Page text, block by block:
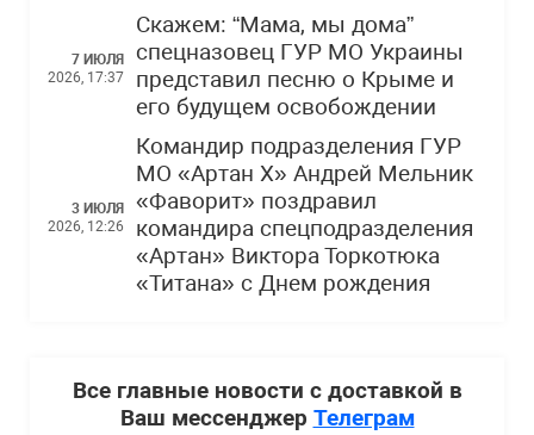
7 ИЮЛЯ
2026, 17:37
Скажем: “Мама, мы дома”
спецназовец ГУР МО Украины
представил песню о Крыме и
его будущем освобождении
3 ИЮЛЯ
2026, 12:26
Командир подразделения ГУР
МО «Артан Х» Андрей Мельник
«Фаворит» поздравил
командира спецподразделения
«Артан» Виктора Торкотюка
«Титана» с Днем рождения
Все главные новости с доставкой в
Ваш мессенджер Телеграм